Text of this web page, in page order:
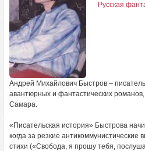
Русская
Андрей Михайлович Быстров –
авантюрных и фантастических
Самара.
«Писательская история» Быстрова
когда за резкие антикоммунистические
стихи («Свобода, я прошу тебя,